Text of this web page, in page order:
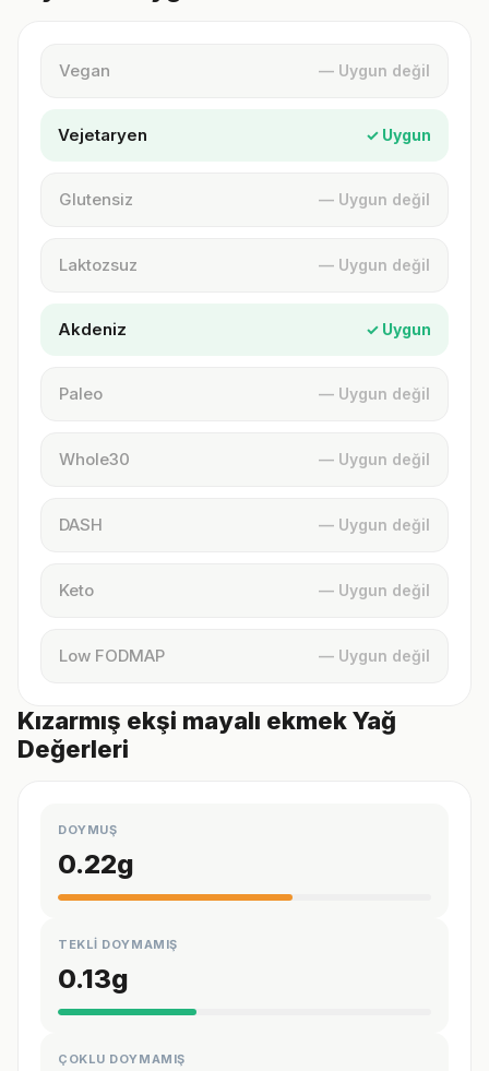
Vegan — Uygun değil
Vejetaryen ✓ Uygun
Glutensiz — Uygun değil
Laktozsuz — Uygun değil
Akdeniz ✓ Uygun
Paleo — Uygun değil
Whole30 — Uygun değil
DASH — Uygun değil
Keto — Uygun değil
Low FODMAP — Uygun değil
Kızarmış ekşi mayalı ekmek Yağ
Değerleri
DOYMUŞ
0.22g
TEKLİ DOYMAMIŞ
0.13g
ÇOKLU DOYMAMIŞ